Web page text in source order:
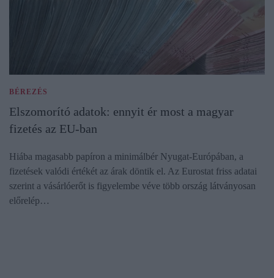
BÉREZÉS
Elszomorító adatok: ennyit ér most a magyar
fizetés az EU-ban
Hiába magasabb papíron a minimálbér Nyugat-Európában, a
fizetések valódi értékét az árak döntik el. Az Eurostat friss adatai
szerint a vásárlóerőt is figyelembe véve több ország látványosan
előrelép…